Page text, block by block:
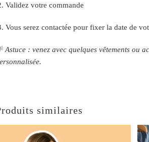
Validez votre commande
Vous serez contactée pour fixer la date de
Astuce : venez avec quelques vêtements ou
similaires